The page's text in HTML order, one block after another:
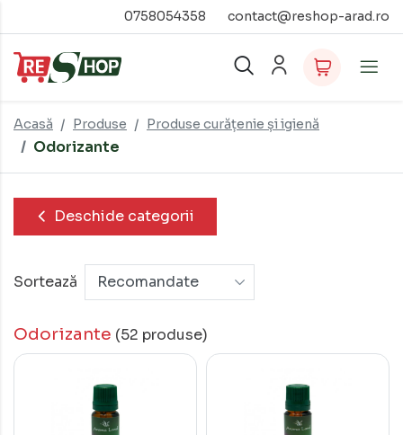
0758054358 contact@reshop-arad.ro
Acasă Produse Produse curățenie și igienă
Odorizante
Deschide categorii
Sortează
Odorizante (52 produse)